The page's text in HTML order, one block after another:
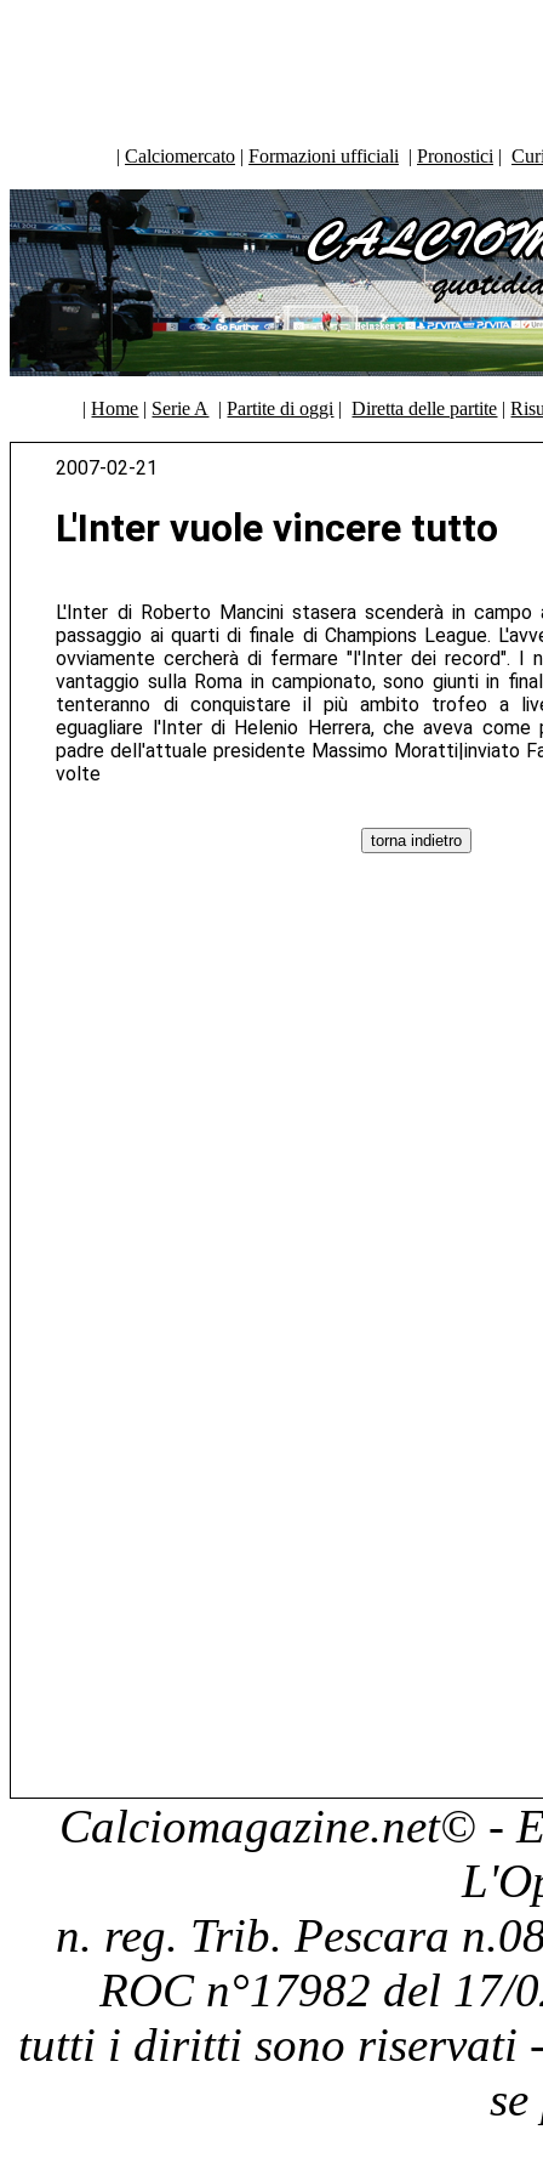
| Calciomercato | Formazioni ufficiali | Pronostici |
|Home | Serie A |Partite di oggi |Diretta delle partite |
2007-02-21
L'Inter vuole vincere tutto
L'Inter di Roberto Mancini stasera scenderà in
passaggio ai quarti di finale di Champions League.
ovviamente cercherà di fermare "l'Inter dei record". I
vantaggio sulla Roma in campionato, sono giunti in
tenteranno di conquistare il più ambito trofeo a
eguagliare l'Inter di Helenio Herrera, che aveva
padre dell'attuale presidente Massimo Moratti|inviato
volte
Calciomagazine.net© -
n. reg. Trib. Pescara
ROC n°17982 del 17/
tutti i diritti sono riservati